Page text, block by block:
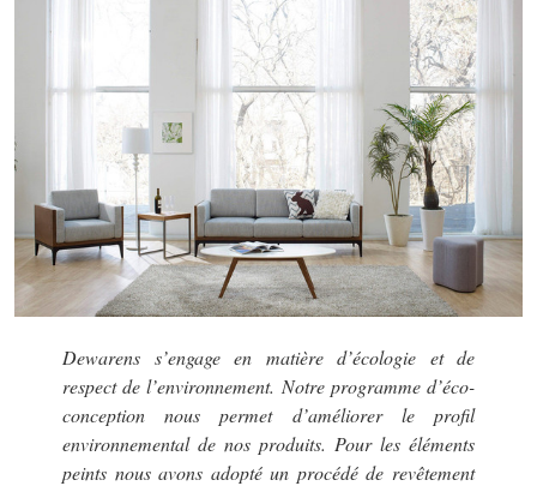
Dewarens s’engage en matière d’écologie et de
respect de l’environnement. Notre programme d’éco-
conception nous permet d’améliorer le profil
environnemental de nos produits. Pour les éléments
peints nous avons adopté un procédé de revêtement